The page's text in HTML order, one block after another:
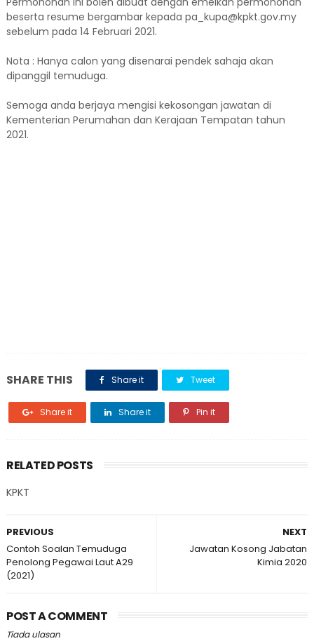
beserta resume bergambar kepada pa_kupa@kpkt.gov.my
sebelum pada 14 Februari 2021.
Nota : Hanya calon yang disenarai pendek sahaja akan
dipanggil temuduga.
Semoga anda berjaya mengisi kekosongan jawatan di
Kementerian Perumahan dan Kerajaan Tempatan tahun
2021.
SHARE THIS Share it Tweet
Share it Share it Pin it
RELATED POSTS
KPKT
NEXT
Jawatan Kosong Jabatan
Kimia 2020
PREVIOUS
Contoh Soalan Temuduga
Penolong Pegawai Laut A29
(2021)
POST A COMMENT
Tiada ulasan